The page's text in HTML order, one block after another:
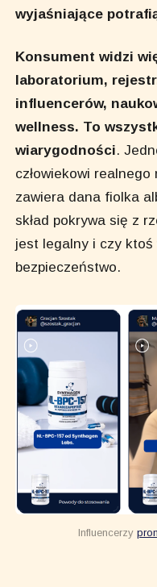
wyjaśniające
Konsument widzi
laboratorium,
influencerów,
wellness. To
wiarygodności.
człowiekowi
zawiera dana fiolka
skład pokrywa się z
jest legalny i czy ktoś
bezpieczeństwo.
Influencerzy